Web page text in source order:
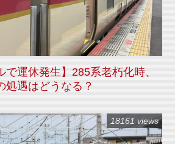
で運休発生】285系老朽化時、
処遇はどうなる？
18161 views